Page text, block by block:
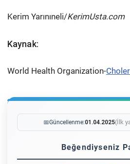
Kerim Yarınıneli/KerimUsta.com
Kaynak:
World Health Organization-
📅Güncellenme:01.04.2025(İlk
Beğendiyseniz